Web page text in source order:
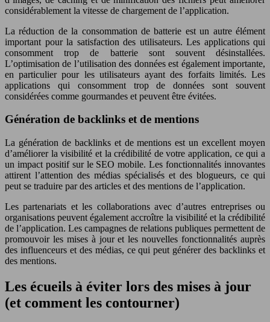
considérablement la vitesse de chargement de l’application.
La réduction de la consommation de batterie est un autre élément
important pour la satisfaction des utilisateurs. Les applications qui
consomment trop de batterie sont souvent désinstallées.
L’optimisation de l’utilisation des données est également importante,
en particulier pour les utilisateurs ayant des forfaits limités. Les
applications qui consomment trop de données sont souvent
considérées comme gourmandes et peuvent être évitées.
Génération de backlinks et de mentions
La génération de backlinks et de mentions est un excellent moyen
d’améliorer la visibilité et la crédibilité de votre application, ce qui a
un impact positif sur le SEO mobile. Les fonctionnalités innovantes
attirent l’attention des médias spécialisés et des blogueurs, ce qui
peut se traduire par des articles et des mentions de l’application.
Les partenariats et les collaborations avec d’autres entreprises ou
organisations peuvent également accroître la visibilité et la crédibilité
de l’application. Les campagnes de relations publiques permettent de
promouvoir les mises à jour et les nouvelles fonctionnalités auprès
des influenceurs et des médias, ce qui peut générer des backlinks et
des mentions.
Les écueils à éviter lors des mises à jour
(et comment les contourner)